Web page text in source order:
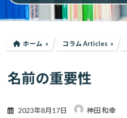
ホーム コラム Articles
名前の重要性
2023年8月17日 神田 和幸